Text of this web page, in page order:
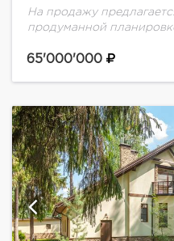
На продажу
продуманной
столовая с кладовой
65'000'000